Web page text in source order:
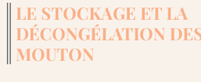
LE STOCKAGE ET LA
DÉCONGÉLATION
MOUTON